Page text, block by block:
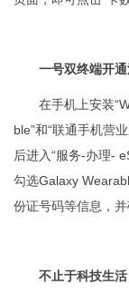
一号双终端开通
在手机上安装
ble”和“联通手机营
后进入“服务-办理-
勾选Galaxy
份证号码等信息，
不止于科技生